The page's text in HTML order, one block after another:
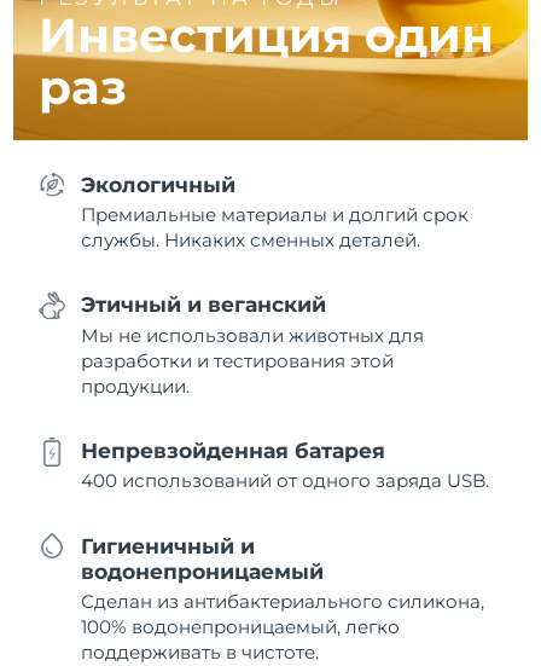
Инвестиция один
раз
Экологичный
Премиальные материалы и долгий срок
службы. Никаких сменных деталей.
Этичный и веганский
Мы не использовали животных для
разработки и тестирования этой
продукции.
Непревзойденная батарея
400 использований от одного заряда USB.
Гигиеничный и
водонепроницаемый
Сделан из антибактериального силикона,
100% водонепроницаемый, легко
поддерживать в чистоте.